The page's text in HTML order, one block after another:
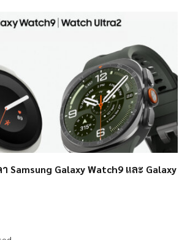
Samsung Galaxy Watch9 และ Galaxy